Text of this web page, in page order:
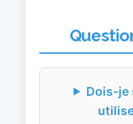
Dois-je